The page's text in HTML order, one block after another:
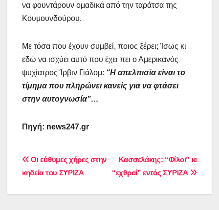
να φουντάρουν ομαδικά από την ταράτσα της
Κουμουνδούρου.
Με τόσα που έχουν συμβεί, ποιος ξέρει; Ίσως κι
εδώ να ισχύει αυτό που έχει πει ο Αμερικανός
ψυχίατρος Ίρβιν Γιάλομ: “Η απελπισία είναι το
τίμημα που πληρώνει κανείς για να φτάσει
στην αυτογνωσία”…
Πηγή: news247.gr
Πλοήγηση
άρθρων
Κασσελάκης: “Φίλοι” κι
“εχθροί” εντός ΣΥΡΙΖΑ
Οι εύθυμες χήρες στην
κηδεία του ΣΥΡΙΖΑ